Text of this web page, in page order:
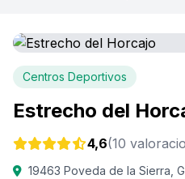
Centros Deportivos
Estrecho del
4,6(10
19463 Poveda de la Sierra,